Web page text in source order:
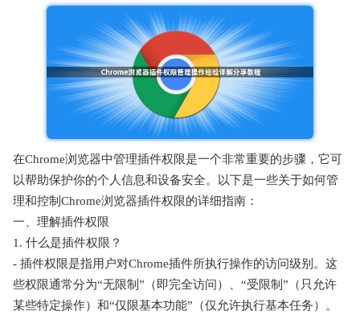
在Chrome浏览器中管理插件权限是一个非常重要的步骤，它可
以帮助保护你的个人信息和设备安全。以下是一些关于如何管
理和控制Chrome浏览器插件权限的详细指南：
一、理解插件权限
1. 什么是插件权限？
- 插件权限是指用户对Chrome插件所执行操作的访问级别。这
些权限通常分为“无限制”（即完全访问）、“受限制”（只允许
某些特定操作）和“仅限基本功能”（仅允许执行基本任务）。